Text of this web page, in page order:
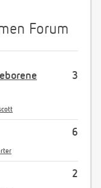
Forum
3
6
2